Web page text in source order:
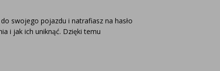
TERAZ
swojego pojazdu i natrafiasz na hasło
i jak ich uniknąć. Dzięki temu